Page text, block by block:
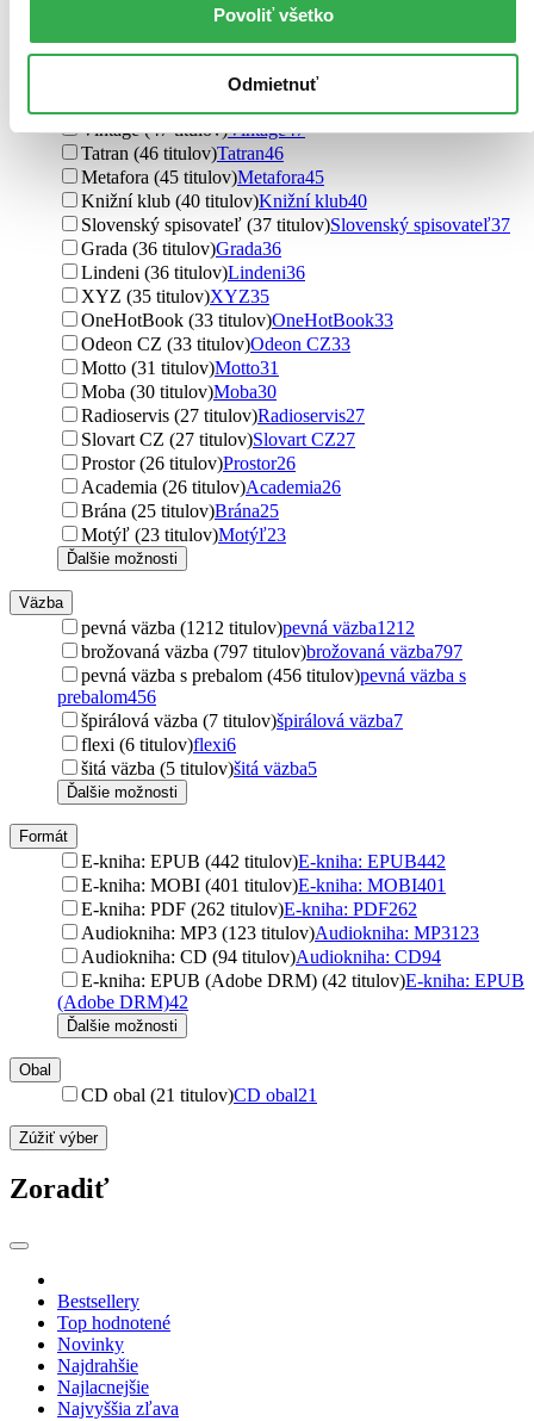
Povoliť všetko
Odmietnuť
HarperCollins (56 titulov)HarperCollins
Alpress (54 titulov)Alpress54
BB/art52
Vintage (47 titulov)Vintage47
Tatran (46 titulov)Tatran46
Metafora (45 titulov)Metafora45
Knižní klub (40 titulov)Knižní klub40
Slovenský spisovateľ (37 titulov)Slovenský spisovateľ37
Grada (36 titulov)Grada36
Lindeni (36 titulov)Lindeni36
XYZ (35 titulov)XYZ35
OneHotBook (33 titulov)OneHotBook33
Odeon CZ (33 titulov)Odeon CZ33
Motto (31 titulov)Motto31
Moba (30 titulov)Moba30
Radioservis (27 titulov)Radioservis27
Slovart CZ (27 titulov)Slovart CZ27
Prostor (26 titulov)Prostor26
Academia (26 titulov)Academia26
Brána (25 titulov)Brána25
Motýľ (23 titulov)Motýľ23
Ďalšie možnosti
Väzba
pevná väzba (1212 titulov)pevná väzba1212
brožovaná väzba (797 titulov)brožovaná väzba797
pevná väzba s prebalom (456 titulov)pevná väzba s
prebalom456
špirálová väzba (7 titulov)špirálová väzba7
flexi (6 titulov)flexi6
šitá väzba (5 titulov)šitá väzba5
Ďalšie možnosti
Formát
E-kniha: EPUB (442 titulov)E-kniha: EPUB442
E-kniha: MOBI (401 titulov)E-kniha: MOBI401
E-kniha: PDF (262 titulov)E-kniha: PDF262
Audiokniha: MP3 (123 titulov)Audiokniha: MP3123
Audiokniha: CD (94 titulov)Audiokniha: CD94
E-kniha: EPUB (Adobe DRM) (42 titulov)E-kniha: EPUB
(Adobe DRM)42
Ďalšie možnosti
Obal
CD obal (21 titulov)CD obal21
Zúžiť výber
Zoradiť
Bestsellery
Top hodnotené
Novinky
Najdrahšie
Najlacnejšie
Najvyššia zľava